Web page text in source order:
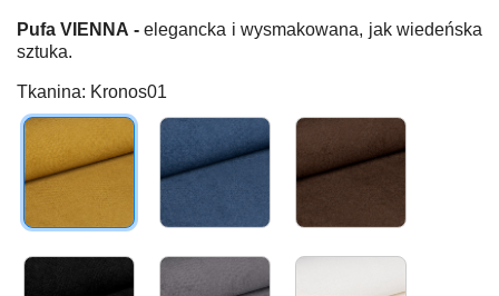
Pufa VIENNA -elegancka i wysmakowana, jak wiedeńska
sztuka.
Tkanina: Kronos01
Kronos01 Kronos05 Kronos06
Kronos07 Kronos22 Kronos38